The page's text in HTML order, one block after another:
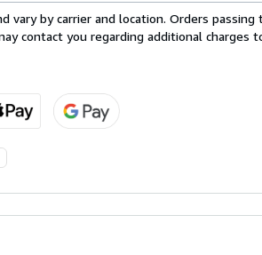
vary by carrier and location. Orders
contact you regarding additional charges